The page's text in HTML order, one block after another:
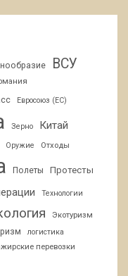
ВСУ
Евросоюз (ЕС)
Зерно Китай
Оружие Отходы
Полеты Протесты
Технологии
Экотуризм
логистика
перевозки